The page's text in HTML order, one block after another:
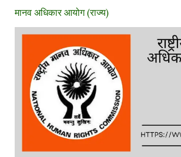
मानव अधिकार आयोग (राज्य)